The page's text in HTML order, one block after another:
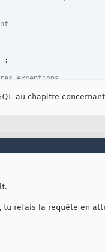
;
exceptions
au chapitre
refais la requête en